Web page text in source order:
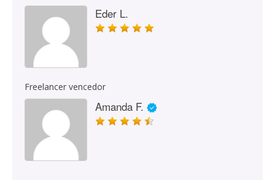
Eder L.
Freelancer vencedor
Amanda F.